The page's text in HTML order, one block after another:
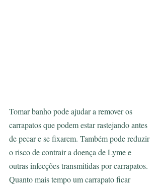
Tomar banho pode ajudar a remover os
carrapatos que podem estar rastejando antes
de pecar e se fixarem. Também pode reduzir
o risco de contrair a doença de Lyme e
outras infecções transmitidas por carrapatos.
Quanto mais tempo um carrapato ficar